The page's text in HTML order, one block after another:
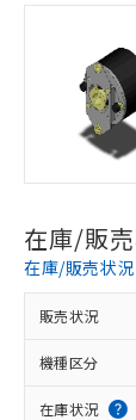
在庫/販
在庫/販売状
販売状況
機種区分
在庫状況